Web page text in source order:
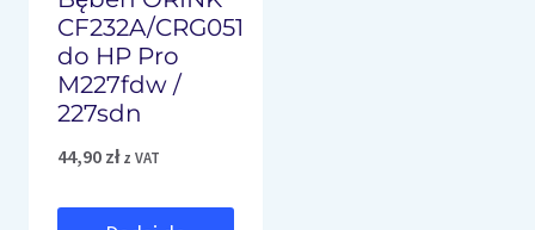
CF232A/CRG051
do HP Pro
M227fdw /
227sdn
44,90 zł z VAT